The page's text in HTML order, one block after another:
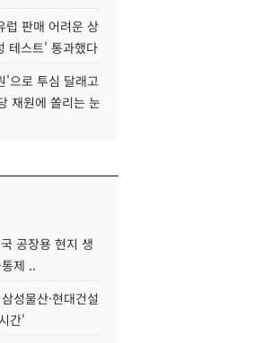
럽 판매 어려운 상
테스트' 통과했다
'으로 투심 달래고
재원에 쏠리는 눈
공장용 현지 생
제 ..
성물산·현대건설
간'